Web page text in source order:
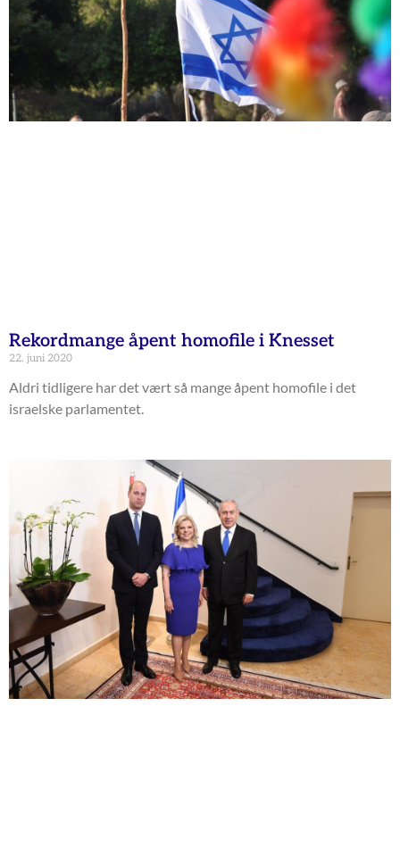
Rekordmange åpent homofile i Knesset
22. juni 2020
Aldri tidligere har det vært så mange åpent homofile i det
israelske parlamentet.